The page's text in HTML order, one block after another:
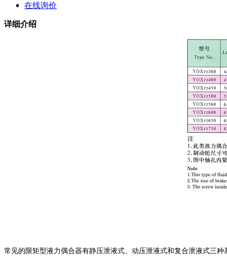
在线询价
详细介绍
常见的限矩型液力偶合器有静压泄液式、动压泄液式和复合泄液式三